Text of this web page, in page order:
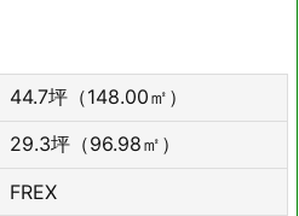
44.7坪（148.00㎡）
29.3坪（96.98㎡）
FREX